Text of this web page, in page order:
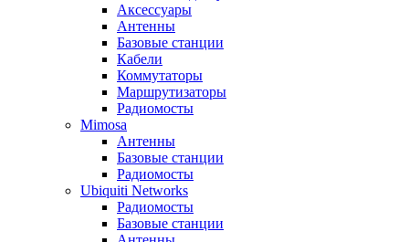
Аксессуары
Антенны
Базовые станции
Кабели
Коммутаторы
Маршрутизаторы
Радиомосты
Mimosa
Антенны
Базовые станции
Радиомосты
Ubiquiti Networks
Радиомосты
Базовые станции